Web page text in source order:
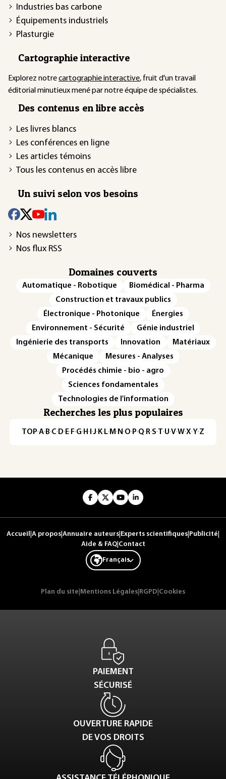
Industries bas carbone
Équipements industriels
Plasturgie
Cartographie interactive
Explorez notrecartographie interactive, fruit d'un travail
éditorial minutieux mené par notre équipe de spécialistes.
Des contenus en libre accès
Les livres blancs
Les conférences en ligne
Les articles témoins
Tous les contenus en accès libre
Un suivi selon vos besoins
Nos newsletters
Nos flux RSS
Domaines couverts
Automatique - Robotique
Biomédical - Pharma
Construction et travaux publics
Électronique - Photonique
Énergies
Environnement - Sécurité
Génie industriel
Ingénierie des transports
Innovation
Matériaux
Mécanique
Mesures - Analyses
Procédés chimie - bio - agro
Sciences fondamentales
Technologies de l'information
Recherches les plus populaires
TOP·A·B·C· D· E· F·G· H · ·J· K· L· M · N ·O· P·Q· R·S·T·U·V·W·X·Y·Z
Accueil A propos Annuaire auteurs Experts scientifiques Publicité
Aide & FAQ| Contact
Français
Plan du site Mentions Légales RGPD Cookies
PAIEMENT
SÉCURISÉ
OUVERTURE RAPIDE
DE VOS DROITS